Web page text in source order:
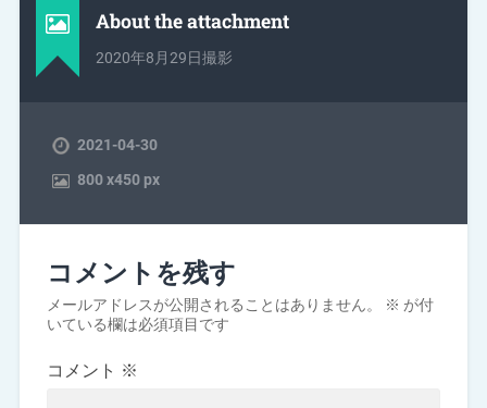
About the attachment
2020年8月29日撮影
2021-04-30
800x450 px
コメントを残す
メールアドレスが公開されることはありません。 ※ が付
いている欄は必須項目です
コメント ※